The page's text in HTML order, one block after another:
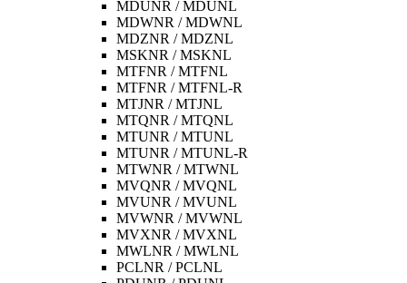
MDUNR / MDUNL
MDWNR / MDWNL
MDZNR / MDZNL
MSKNR / MSKNL
MTFNR / MTFNL
MTFNR / MTFNL-R
MTJNR / MTJNL
MTQNR / MTQNL
MTUNR / MTUNL
MTUNR / MTUNL-R
MTWNR / MTWNL
MVQNR / MVQNL
MVUNR / MVUNL
MVWNR / MVWNL
MVXNR / MVXNL
MWLNR / MWLNL
PCLNR / PCLNL